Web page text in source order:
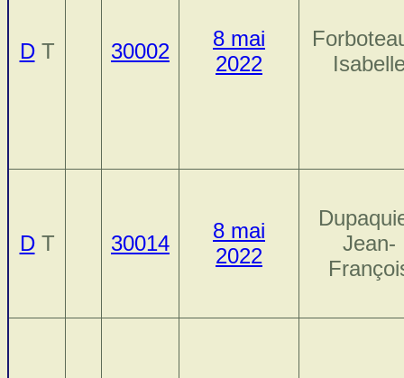
DT 30002
8 mai
2022
DT 30014
8 mai
2022
Jean-